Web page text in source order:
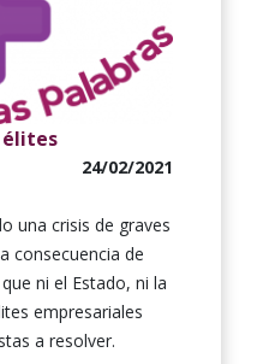
élites
24/02/2021
una crisis de graves
consecuencia de
ni el Estado, ni la
empresariales
a resolver.